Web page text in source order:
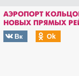
АЭРОПОРТ
НОВЫХ ПРЯМЫХ
Вк
Оk